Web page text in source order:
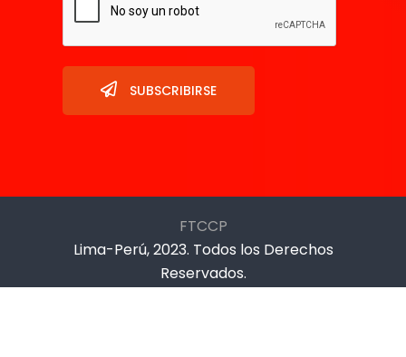
SUBSCRIBIRSE
FTCCP
Lima-Perú, 2023. Todos los Derechos
Reservados.